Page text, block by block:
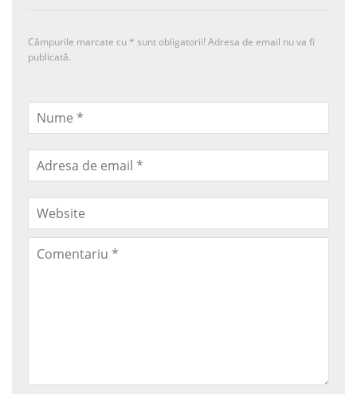
Câmpurile marcate cu * sunt obligatorii! Adresa de email nu va fi
publicată.